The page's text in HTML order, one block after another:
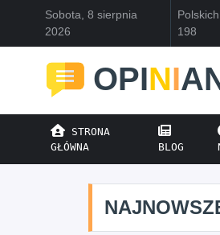
Sobota, 8 sierpnia
2026
198
OPINI
STRONA
GŁÓWNA
BLOG